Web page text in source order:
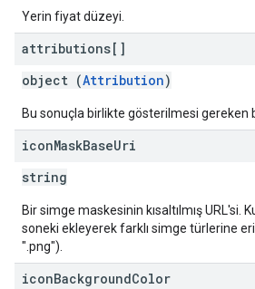
Yerin fiyat düzeyi.
attributions[]
object (Attribution)
Bu sonuçla birlikte gösterilmesi gereken
iconMaskBaseUri
string
Bir simge maskesinin kısaltılmış URL'si.
soneki ekleyerek farklı simge türlerine
".png").
iconBackgroundColor